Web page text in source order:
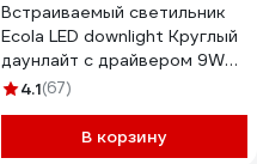
Встраиваемый светильник
Ecola LED downlight Круглый
даунлайт с драйвером 9W
220V 4200K 145x20
4.1(67)
В корзину